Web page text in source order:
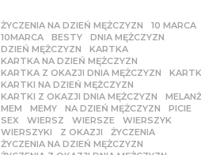
ŻYCZENIA NA DZIEŃ MĘŻCZYZN
10 MARCA
10MARCA
,BESTY ,DNIA MĘŻCZYZN
DZIEŃ MĘŻCZYZN
,KARTKA
KARTKA NA DZIEŃ MĘŻCZYZN
KARTKA Z OKAZJI DNIA MĘŻCZYZN
,
KARTKI NA DZIEŃ MĘŻCZYZN
KARTKI Z OKAZJI DNIA MĘŻCZYZN
,MELANŻ
MEM
,MEMY ,NA DZIEŃ MĘŻCZYZN ,PICIE
SEX
,WIERSZ ,WIERSZE ,WIERSZYK
WIERSZYKI
,Z OKAZJI ,ŻYCZENIA
ŻYCZENIA NA DZIEŃ MĘŻCZYZN